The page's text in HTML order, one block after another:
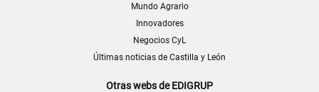
Mundo Agrario
Innovadores
Negocios CyL
Últimas noticias de Castilla y León
Otras webs de EDIGRUP